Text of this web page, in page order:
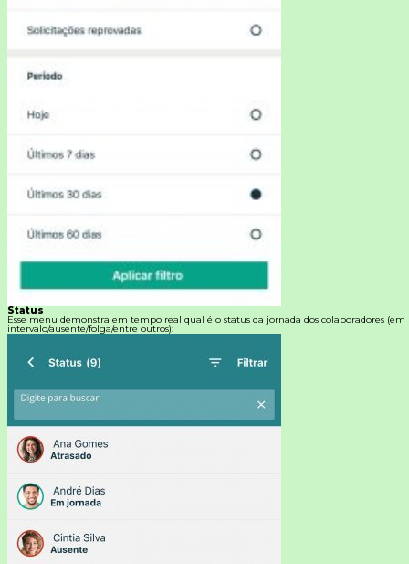
Status
Esse menu demonstra em tempo real qual é o status da jornada dos colaboradores (em
intervalo/ausente/folga/entre outros):